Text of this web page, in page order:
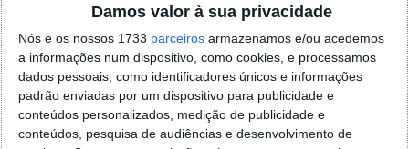
Damos valor à sua privacidade
Nós e os nossos 1733 parceiros armazenamos e/ou acedemos
a informações num dispositivo, como cookies, e processamos
dados pessoais, como identificadores únicos e informações
padrão enviadas por um dispositivo para publicidade e
conteúdos personalizados, medição de publicidade e
conteúdos, pesquisa de audiências e desenvolvimento de
o firefox como browser predefenido
Ja percorri o painel
tentei apagar o explorer na tentativa de forçar o uso do
firefox mas em vao. Kaso te lembres de outra dica fico
agradecido, caso contrario obrigado a mesma
Responder